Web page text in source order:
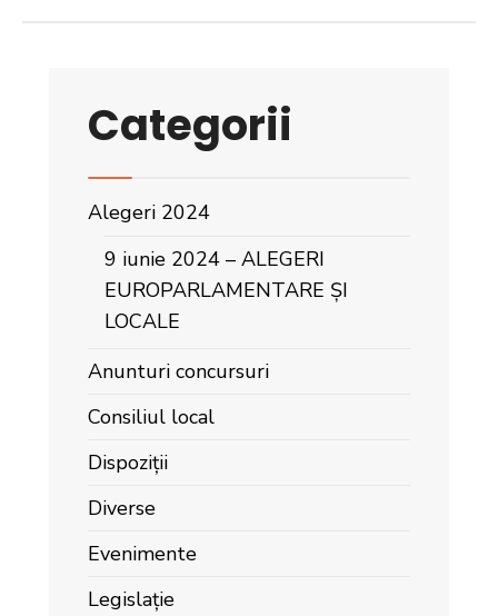
Categorii
Alegeri 2024
9 iunie 2024 – ALEGERI
EUROPARLAMENTARE ȘI
LOCALE
Anunturi concursuri
Consiliul local
Dispoziții
Diverse
Evenimente
Legislație